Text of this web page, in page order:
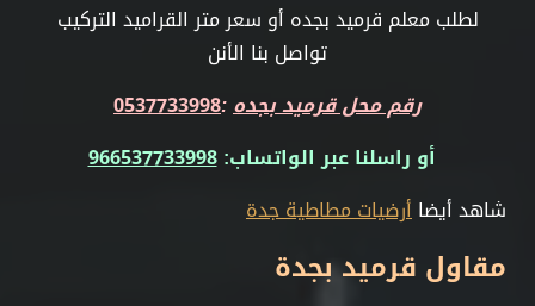
لطلب معلم قرميد بجده أو سعر متر القراميد التركيب
تواصل بنا الأنن
رقم محل قرميد بجده:
0537733998
أو راسلنا عبر الواتساب:966537733998
شاهد أيضاأرضيات مطاطية جدة
مقاول قرميد بجدة